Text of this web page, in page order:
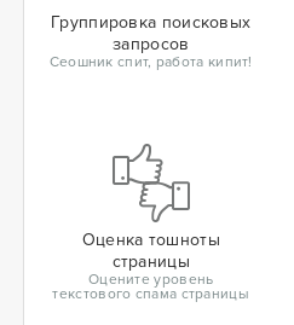
Группировка поисковых
запросов
Сеошник спит, работа кипит!
Оценка тошноты
страницы
Оцените уровень
текстового спама страницы